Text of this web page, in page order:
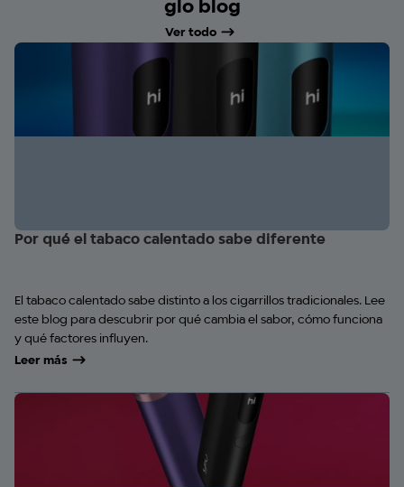
glo blog
Ver todo
Por qué el tabaco calentado sabe diferente
El tabaco calentado sabe distinto a los cigarrillos tradicionales. Lee
este blog para descubrir por qué cambia el sabor, cómo funciona
y qué factores influyen.
Leer más